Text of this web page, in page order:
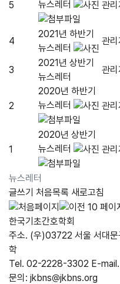
뉴스레터
5
뉴스레터
관
4
2021년 하반기
뉴스레터
관
3
2021년 상반기
뉴스레터
관
2
2020년 하반기
뉴스레터
관
1
2020년 상반기
뉴스레터
관
글쓰기 처음목록 새로고침
한국기초간호학회
주소. (우)03722 서울 서대문
학
Tel. 02-2228-3302 E-
문의: jkbns@jkbns.org